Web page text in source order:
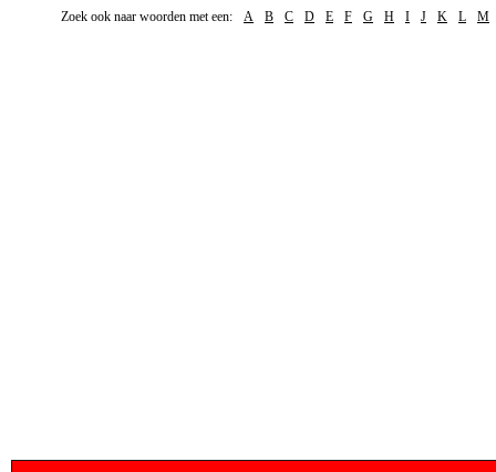
Zoek ook naar woorden met een: A B C D E F G H I J K L M